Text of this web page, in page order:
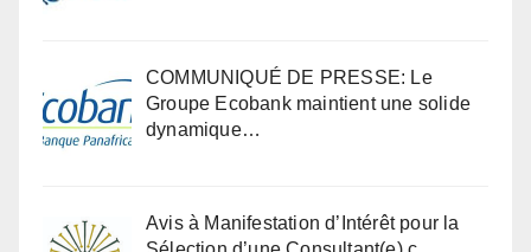
COMMUNIQUÉ DE PRESSE: Le
Groupe Ecobank maintient une solide
dynamique…
Avis à Manifestation d’Intérêt pour la